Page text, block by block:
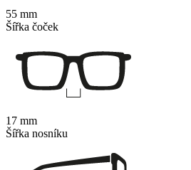
55 mm
Šířka čoček
17 mm
Šířka nosníku